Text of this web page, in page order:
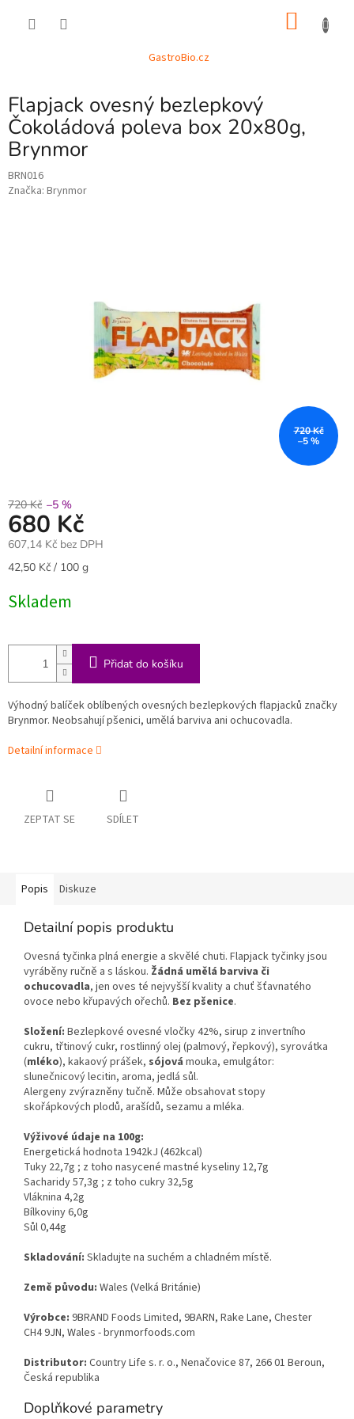
GastroBio.cz
Flapjack ovesný bezlepkový
Čokoládová poleva box 20x80g,
Brynmor
BRN016
Značka: Brynmor
720 Kč
–5 %
720 Kč –5 %
680 Kč
607,14 Kč bez DPH
Měrná
42,50 Kč / 100 g
Skladem
Přidat do košíku
Výhodný balíček oblíbených ovesných bezlepkových flapjacků značky
Brynmor. Neobsahují pšenici, umělá barviva ani ochucovadla.
Detailní informace
ZEPTAT SE SDÍLET
Popis Diskuze
Detailní popis produktu
Ovesná tyčinka plná energie a skvělé chuti. Flapjack tyčinky jsou
vyráběny ručně a s láskou. Žádná umělá barviva či
ochucovadla, jen oves té nejvyšší kvality a chuť šťavnatého
ovoce nebo křupavých ořechů. Bez pšenice.
Složení: Bezlepkové ovesné vločky 42%, sirup z invertního
cukru, třtinový cukr, rostlinný olej (palmový, řepkový), syrovátka
(mléko), kakaový prášek, sójová mouka, emulgátor:
slunečnicový lecitin, aroma, jedlá sůl.
Alergeny zvýrazněny tučně. Může obsahovat stopy
skořápkových plodů, arašídů, sezamu a mléka.
Výživové údaje na 100g:
Energetická hodnota 1942kJ (462kcal)
Tuky 22,7g ; z toho nasycené mastné kyseliny 12,7g
Sacharidy 57,3g ; z toho cukry 32,5g
Vláknina 4,2g
Bílkoviny 6,0g
Sůl 0,44g
Skladování: Skladujte na suchém a chladném místě.
Země původu: Wales (Velká Británie)
Výrobce: 9BRAND Foods Limited, 9BARN, Rake Lane, Chester
CH4 9JN, Wales - brynmorfoods.com
Distributor: Country Life s. r. o., Nenačovice 87, 266 01 Beroun,
Česká republika
Doplňkové parametry